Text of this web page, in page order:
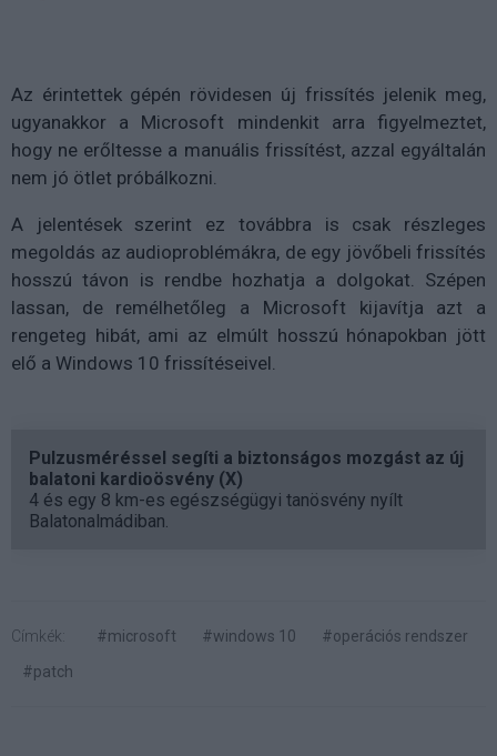
Az érintettek gépén rövidesen új frissítés jelenik meg,
ugyanakkor a Microsoft mindenkit arra figyelmeztet,
hogy ne erőltesse a manuális frissítést, azzal egyáltalán
nem jó ötlet próbálkozni.
A jelentések szerint ez továbbra is csak részleges
megoldás az audioproblémákra, de egy jövőbeli frissítés
hosszú távon is rendbe hozhatja a dolgokat. Szépen
lassan, de remélhetőleg a Microsoft kijavítja azt a
rengeteg hibát, ami az elmúlt hosszú hónapokban jött
elő a Windows 10 frissítéseivel.
Pulzusméréssel segíti a biztonságos mozgást az új
balatoni kardioösvény (X)
4 és egy 8 km-es egészségügyi tanösvény nyílt
Balatonalmádiban.
Címkék: #microsoft #windows 10
#operációs rendszer
#patch